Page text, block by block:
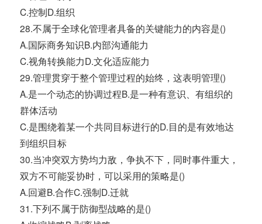
C.控制D.组织
28.不属于全球化管理者具备的关键能力的内容是()
A.国际商务知识B.内部沟通能力
C.视角转换能力D.文化适应能力
29.管理贯穿于整个管理过程的始终，这表明管理()
A.是一个动态的协调过程B.是一种有意识、有组织的
群体活动
C.是围绕着某一个共同目标进行的D.目的是有效地达
到组织目标
30.当冲突双方势均力敌，争执不下，同时事件重大，
双方不可能妥协时，可以采用的策略是()
A.回避B.合作C.强制D.迁就
31.下列不属于防御型战略的是()